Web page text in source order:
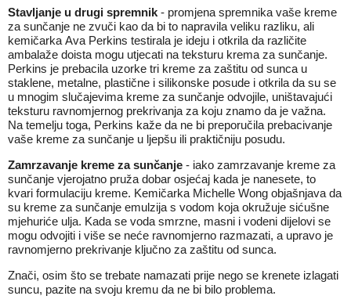
Stavljanje u drugi spremnik - promjena spremnika vaše kreme
za sunčanje ne zvuči kao da bi to napravila veliku razliku, ali
kemičarka Ava Perkins testirala je ideju i otkrila da različite
ambalaže doista mogu utjecati na teksturu krema za sunčanje.
Perkins je prebacila uzorke tri kreme za zaštitu od sunca u
staklene, metalne, plastične i silikonske posude i otkrila da su se
u mnogim slučajevima kreme za sunčanje odvojile, uništavajući
teksturu ravnomjernog prekrivanja za koju znamo da je važna.
Na temelju toga, Perkins kaže da ne bi preporučila prebacivanje
vaše kreme za sunčanje u ljepšu ili praktičniju posudu.
Zamrzavanje kreme za sunčanje - iako zamrzavanje kreme za
sunčanje vjerojatno pruža dobar osjećaj kada je nanesete, to
kvari formulaciju kreme. Kemičarka Michelle Wong objašnjava da
su kreme za sunčanje emulzija s vodom koja okružuje sićušne
mjehuriće ulja. Kada se voda smrzne, masni i vodeni dijelovi se
mogu odvojiti i više se neće ravnomjerno razmazati, a upravo je
ravnomjerno prekrivanje ključno za zaštitu od sunca.
Znači, osim što se trebate namazati prije nego se krenete izlagati
suncu, pazite na svoju kremu da ne bi bilo problema.